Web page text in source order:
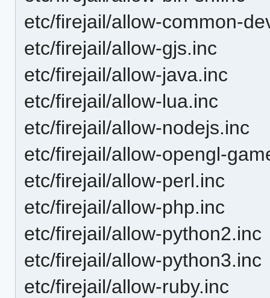
etc/firejail/allow-common-
etc/firejail/allow-gjs.inc
etc/firejail/allow-java.inc
etc/firejail/allow-lua.inc
etc/firejail/allow-nodejs.inc
etc/firejail/allow-opengl-
etc/firejail/allow-perl.inc
etc/firejail/allow-php.inc
etc/firejail/allow-python2.inc
etc/firejail/allow-python3.inc
etc/firejail/allow-ruby.inc